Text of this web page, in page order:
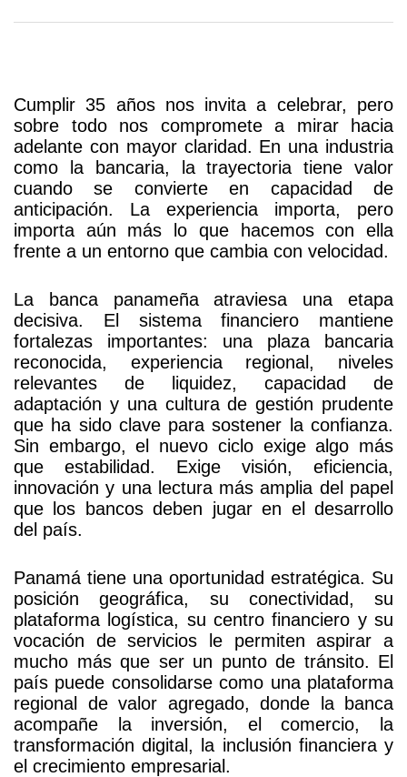
de
transformación
para
Panamá
Cumplir 35 años nos invita a celebrar, pero
sobre todo nos compromete a mirar hacia
adelante con mayor claridad. En una industria
como la bancaria, la trayectoria tiene valor
cuando se convierte en capacidad de
anticipación. La experiencia importa, pero
importa aún más lo que hacemos con ella
frente a un entorno que cambia con velocidad.
La banca panameña atraviesa una etapa
decisiva. El sistema financiero mantiene
fortalezas importantes: una plaza bancaria
reconocida, experiencia regional, niveles
relevantes de liquidez, capacidad de
adaptación y una cultura de gestión prudente
que ha sido clave para sostener la confianza.
Sin embargo, el nuevo ciclo exige algo más
que estabilidad. Exige visión, eficiencia,
innovación y una lectura más amplia del papel
que los bancos deben jugar en el desarrollo
del país.
Panamá tiene una oportunidad estratégica. Su
posición geográfica, su conectividad, su
plataforma logística, su centro financiero y su
vocación de servicios le permiten aspirar a
mucho más que ser un punto de tránsito. El
país puede consolidarse como una plataforma
regional de valor agregado, donde la banca
acompañe la inversión, el comercio, la
transformación digital, la inclusión financiera y
el crecimiento empresarial.